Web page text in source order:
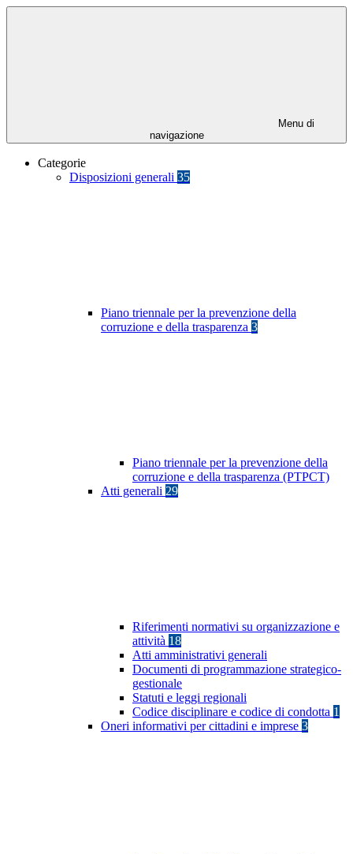
Menu di
navigazione
Categorie
Disposizioni generali 35
Piano triennale per la prevenzione della
corruzione e della trasparenza 3
Piano triennale per la prevenzione della
corruzione e della trasparenza (PTPCT)
Atti generali 29
Riferimenti normativi su organizzazione e
attività 18
Atti amministrativi generali
Documenti di programmazione strategico-
gestionale
Statuti e leggi regionali
Codice disciplinare e codice di condotta 1
Oneri informativi per cittadini e imprese 3